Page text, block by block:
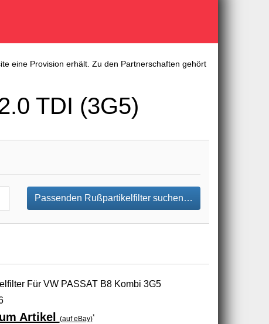
eine Provision erhält. Zu den Partnerschaften gehört
TDI (3G5)
Passenden Rußpartikelfilter suchen…
Für VW PASSAT B8 Kombi 3G5
Artikel (auf eBay)*